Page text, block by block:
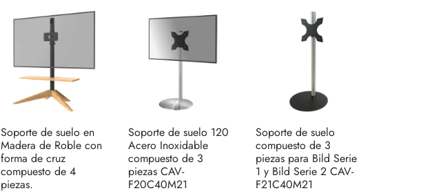
Soporte de suelo en
Madera de Roble con
forma de cruz
compuesto de 4
piezas.
Soporte de suelo 120
Acero Inoxidable
compuesto de 3
piezas CAV-
F20C40M21
Soporte de suelo
compuesto de 3
piezas para Bild Serie
1 y Bild Serie 2 CAV-
F21C40M21